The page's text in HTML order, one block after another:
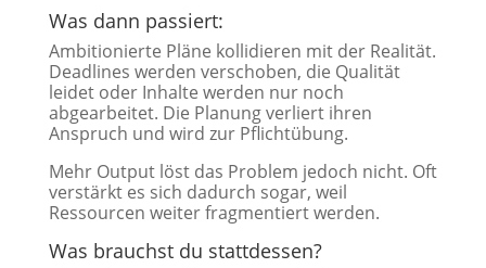
Was dann passiert:
Ambitionierte Pläne kollidieren mit der Realität.
Deadlines werden verschoben, die Qualität
leidet oder Inhalte werden nur noch
abgearbeitet. Die Planung verliert ihren
Anspruch und wird zur Pflichtübung.
Mehr Output löst das Problem jedoch nicht. Oft
verstärkt es sich dadurch sogar, weil
Ressourcen weiter fragmentiert werden.
Was brauchst du stattdessen?